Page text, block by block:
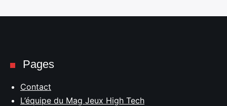
Pages
Contact
L’équipe du Mag Jeux High Tech